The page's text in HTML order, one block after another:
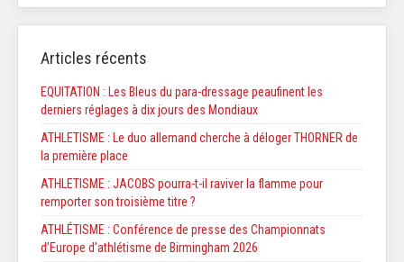
Articles récents
EQUITATION : Les Bleus du para-dressage peaufinent les
derniers réglages à dix jours des Mondiaux
ATHLETISME : Le duo allemand cherche à déloger THORNER de
la première place
ATHLETISME : JACOBS pourra-t-il raviver la flamme pour
remporter son troisième titre ?
ATHLÉTISME : Conférence de presse des Championnats
d’Europe d’athlétisme de Birmingham 2026